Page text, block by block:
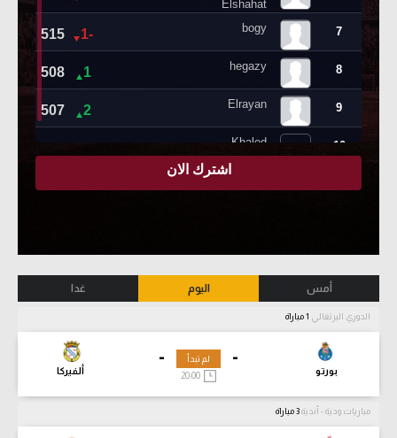
أمس اليوم غدا
الدوري البرتغالي
-
بورتو
-
ألفيركا
لم تبدأ
مباريات ودية - أندية